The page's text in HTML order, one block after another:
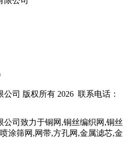
司 版权所有 2026 联系电话：
司致力于铜网,铜丝编织网,铜丝
涂筛网,网带,方孔网,金属滤芯,金